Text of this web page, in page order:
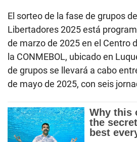
El sorteo de la fase de grupos
Libertadores 2025 está
de marzo de 2025 en el Centro
la CONMEBOL, ubicado en
de grupos se llevará a cabo
de mayo de 2025, con seis